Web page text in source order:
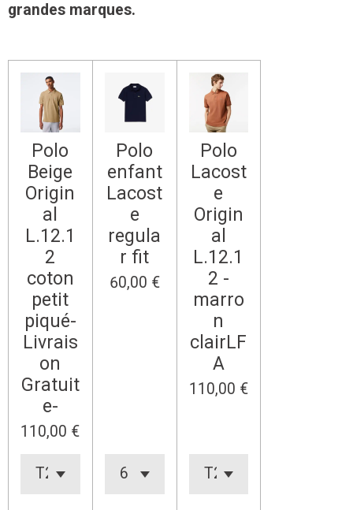
grandes marques.
Polo
Beige
Origin
al
L.12.1
2
coton
petit
piqué-
Livrais
on
Gratuit
e-
110,00 €
Polo
enfant
Lacost
e
regula
r fit
60,00 €
Polo
Lacost
e
Origin
al
L.12.1
2 -
marro
n
clairLF
A
110,00 €